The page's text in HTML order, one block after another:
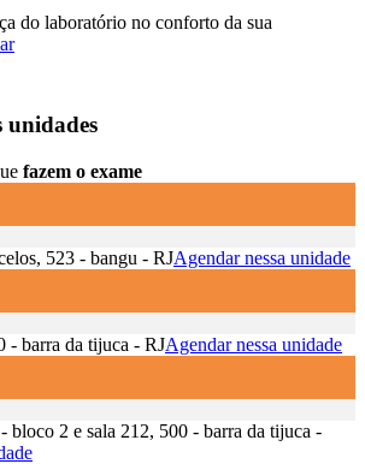
do laboratório no conforto da sua
unidades
fazem o exame
523 - bangu - RJAgendar nessa unidade
- barra da tijuca - RJAgendar nessa unidade
bloco 2 e sala 212, 500 - barra da tijuca -